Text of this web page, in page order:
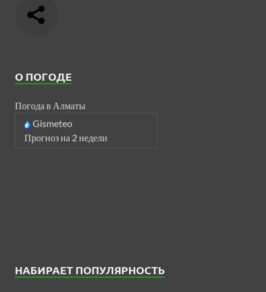
О ПОГОДЕ
Погода в Алматы
Gismeteo
Прогноз на 2 недели
НАБИРАЕТ ПОПУЛЯРНОСТЬ